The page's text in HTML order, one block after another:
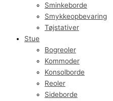
Sminkeborde
Smykkeopbevaring
Tøjstativer
Stue
Bogreoler
Kommoder
Konsolborde
Reoler
Sideborde